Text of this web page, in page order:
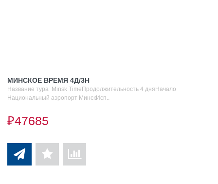
МИНСКОЕ ВРЕМЯ 4Д/3Н
Название тура Minsk TimeПродолжительность 4 дняНачало
Национальный аэропорт МинскИсп..
₽47685